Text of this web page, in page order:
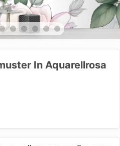
In Aquarellrosa